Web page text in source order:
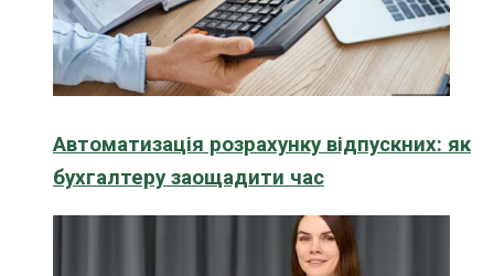
Автоматизація розрахунку відпускних: як
бухгалтеру заощадити час